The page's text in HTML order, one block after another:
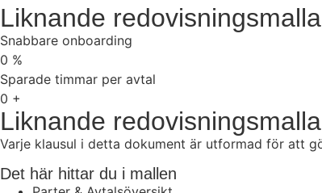
Liknande
Snabbare onboarding
0 %
Sparade timmar per avtal
0 +
Liknande
Varje klausul i detta dokument är utformad för att
Det här hittar du i mallen